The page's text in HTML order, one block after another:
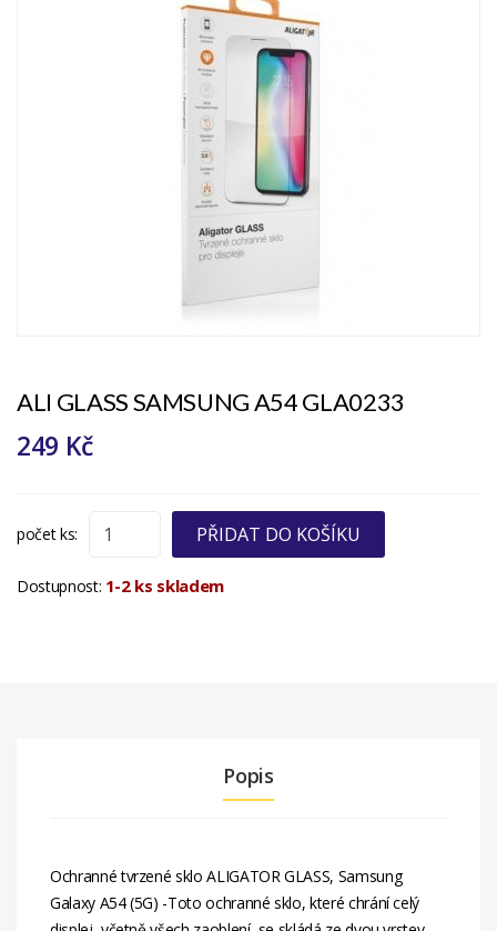
ALI GLASS SAMSUNG A54 GLA0233
249 Kč
počet ks: PŘIDAT DO KOŠÍKU
Dostupnost: 1-2 ks skladem
Popis
Ochranné tvrzené sklo ALIGATOR GLASS, Samsung
Galaxy A54 (5G) -Toto ochranné sklo, které chrání celý